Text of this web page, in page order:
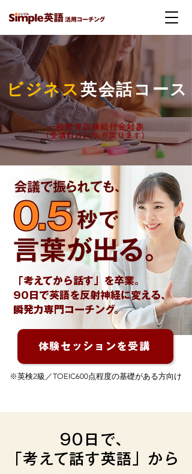
ビジネス英会話コース
一般教育訓練給付金対象
（受講料の20%が戻ります）
体験セッションを受講
「考えてから話す」を卒業。
90日で英語を反射神経に変える、
瞬発力専門コーチング。
※英検2級／TOEIC600点程度の基礎がある方向け
90日で、
「考えて話す英語」から